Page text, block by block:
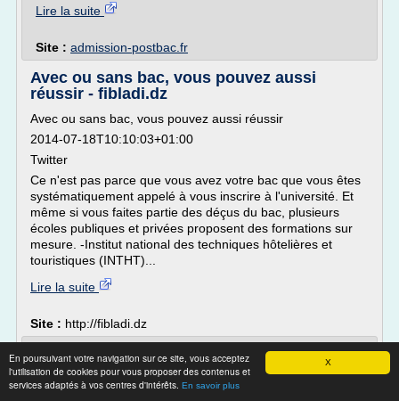
X
En poursuivant votre navigation sur ce site, vous acceptez
l'utilisation de cookies pour vous proposer des contenus et
services adaptés à vos centres d'intérêts. En savoir plus
Lire la suite
Site : admission-postbac.fr
Avec ou sans bac, vous pouvez aussi
réussir - fibladi.dz
Avec ou sans bac, vous pouvez aussi réussir
2014-07-18T10:10:03+01:00
Twitter
Ce n'est pas parce que vous avez votre bac que vous êtes
systématiquement appelé à vous inscrire à l'université. Et
même si vous faites partie des déçus du bac, plusieurs
écoles publiques et privées proposent des formations sur
mesure. -Institut national des techniques hôtelières et
touristiques (INTHT)...
Lire la suite
Site : http://fibladi.dz
École centrale de Lille — Wikipédia
Article détaillé : Institut technologique européen
d'entrepreneuriat et de management .